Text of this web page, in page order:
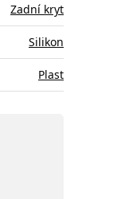
Zadní kryt
Silikon
Plast